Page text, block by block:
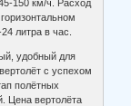
150 км/ч. Расход
литра в час.
удобный для
с успехом
полётных
Цена вертолёта